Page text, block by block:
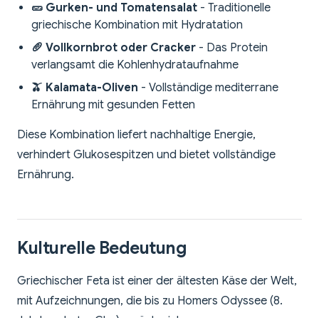
🥒 Gurken- und Tomatensalat - Traditionelle
griechische Kombination mit Hydratation
🥖 Vollkornbrot oder Cracker - Das Protein
verlangsamt die Kohlenhydrataufnahme
🫒 Kalamata-Oliven - Vollständige mediterrane
Ernährung mit gesunden Fetten
Diese Kombination liefert nachhaltige Energie,
verhindert Glukosespitzen und bietet vollständige
Ernährung.
Kulturelle Bedeutung
Griechischer Feta ist einer der ältesten Käse der Welt,
mit Aufzeichnungen, die bis zu Homers Odyssee (8.